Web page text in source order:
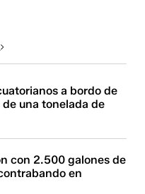
a bordo de
una tonelada de
con 2.500 galones de
en